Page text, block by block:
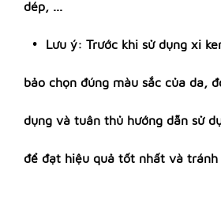
dép, ...
Lưu ý: Trước khi sử dụng xi
bảo chọn đúng màu sắc của da,
dụng và tuân thủ hướng dẫn sử
để đạt hiệu quả tốt nhất và tránh